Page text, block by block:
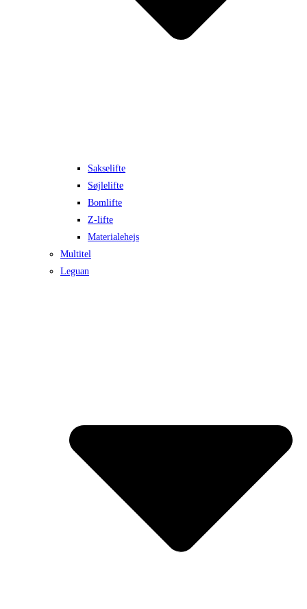
Sakselifte
Søjlelifte
Bomlifte
Z-lifte
Materialehejs
Multitel
Leguan